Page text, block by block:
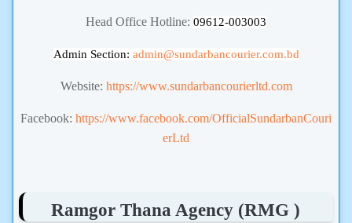
Head Office Hotline: 09612-003003
Admin Section: admin@sundarbancourier.com.bd
Website: https://www.sundarbancourierltd.com
Facebook: https://www.facebook.com/OfficialSundarbanCouri
erLtd
Ramgor Thana Agency (RMG )